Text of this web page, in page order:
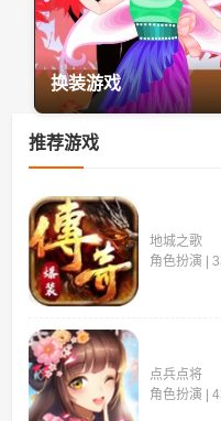
换装游戏
推荐游戏
地城之歌
角色扮演 |
点兵点将
角色扮演 |